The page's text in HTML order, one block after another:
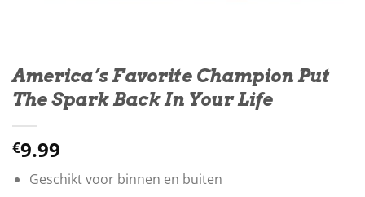
America’s Favorite Champion Put
The Spark Back In Your Life
€9.99
Geschikt voor binnen en buiten